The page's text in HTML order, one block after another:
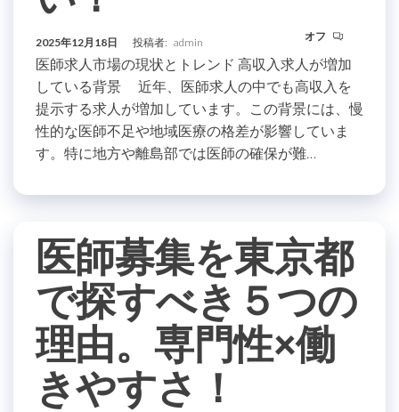
2025年12月18日 投稿者: admin オフ
医師求人市場の現状とトレンド 高収入求人が増加
している背景 近年、医師求人の中でも高収入を
提示する求人が増加しています。この背景には、慢
性的な医師不足や地域医療の格差が影響していま
す。特に地方や離島部では医師の確保が難…
医師募集を東京都
で探すべき５つの
理由。専門性×働
きやすさ！